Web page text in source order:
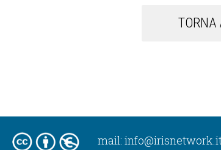
TORNA
mail: